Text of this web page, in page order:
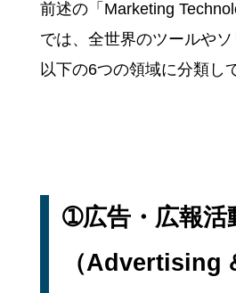
前述の「Marketing
では、全世界のツールや
以下の6つの領域に分類し
➀広告・広報活
（Advertising